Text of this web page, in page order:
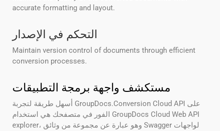
accurate formatting and layout.
التحكم في الإصدار
Maintain version control of documents through efficient
conversion processes.
مستكشف واجهة برمجة التطبيقات
أسهل طريقة لتجربة GroupDocs.Conversion Cloud API على
الفور في متصفحك هي استخدام GroupDocs Cloud Web API
explorer، وهو عبارة عن مجموعة من وثائق Swagger لواجهات